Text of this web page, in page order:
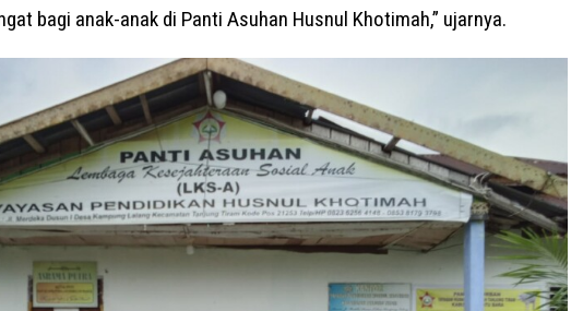
bagi anak-anak di Panti Asuhan Husnul Khotimah,” ujarnya.